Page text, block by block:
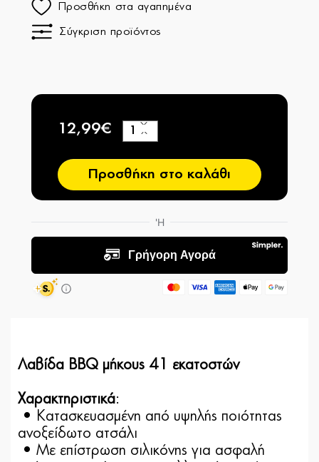
Προσθήκη στα αγαπημένα
Σύγκριση προϊόντος
12,99€
−
+
Προσθήκη στο καλάθι
Λαβίδα BBQ μήκους 41 εκατοστών
Χαρακτηριστικά:
• Κατασκευασμένη από υψηλής ποιότητας
ανοξείδωτο ατσάλι
• Με επίστρωση σιλικόνης για ασφαλή